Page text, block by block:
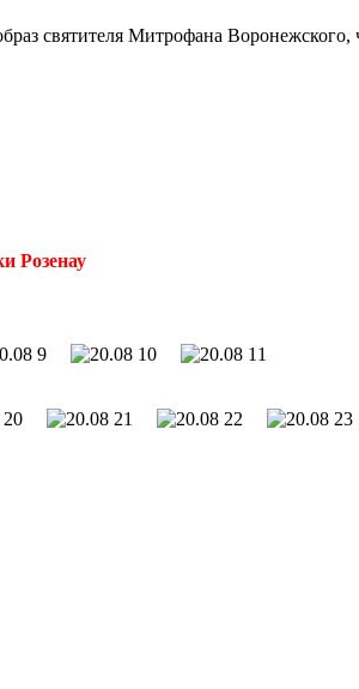
святителя Митрофана Воронежского,
Розенау